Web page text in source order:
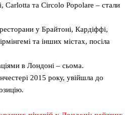
Carlotta та Circolo Popolare – стали
у Брайтоні, Кардіффі,
та інших містах, посіла
в Лондоні – сьома.
2015 року, увійшла до